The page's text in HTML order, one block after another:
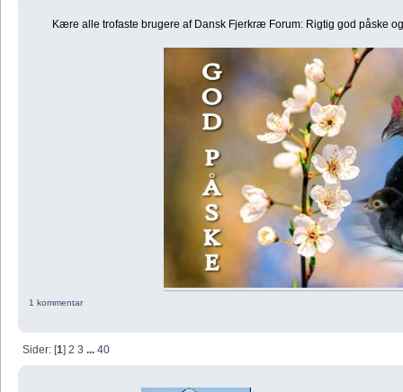
Kære alle trofaste brugere af Dansk Fjerkræ Forum: Rigtig god påske
1 kommentar
Sider: [1] 2 3 ... 40